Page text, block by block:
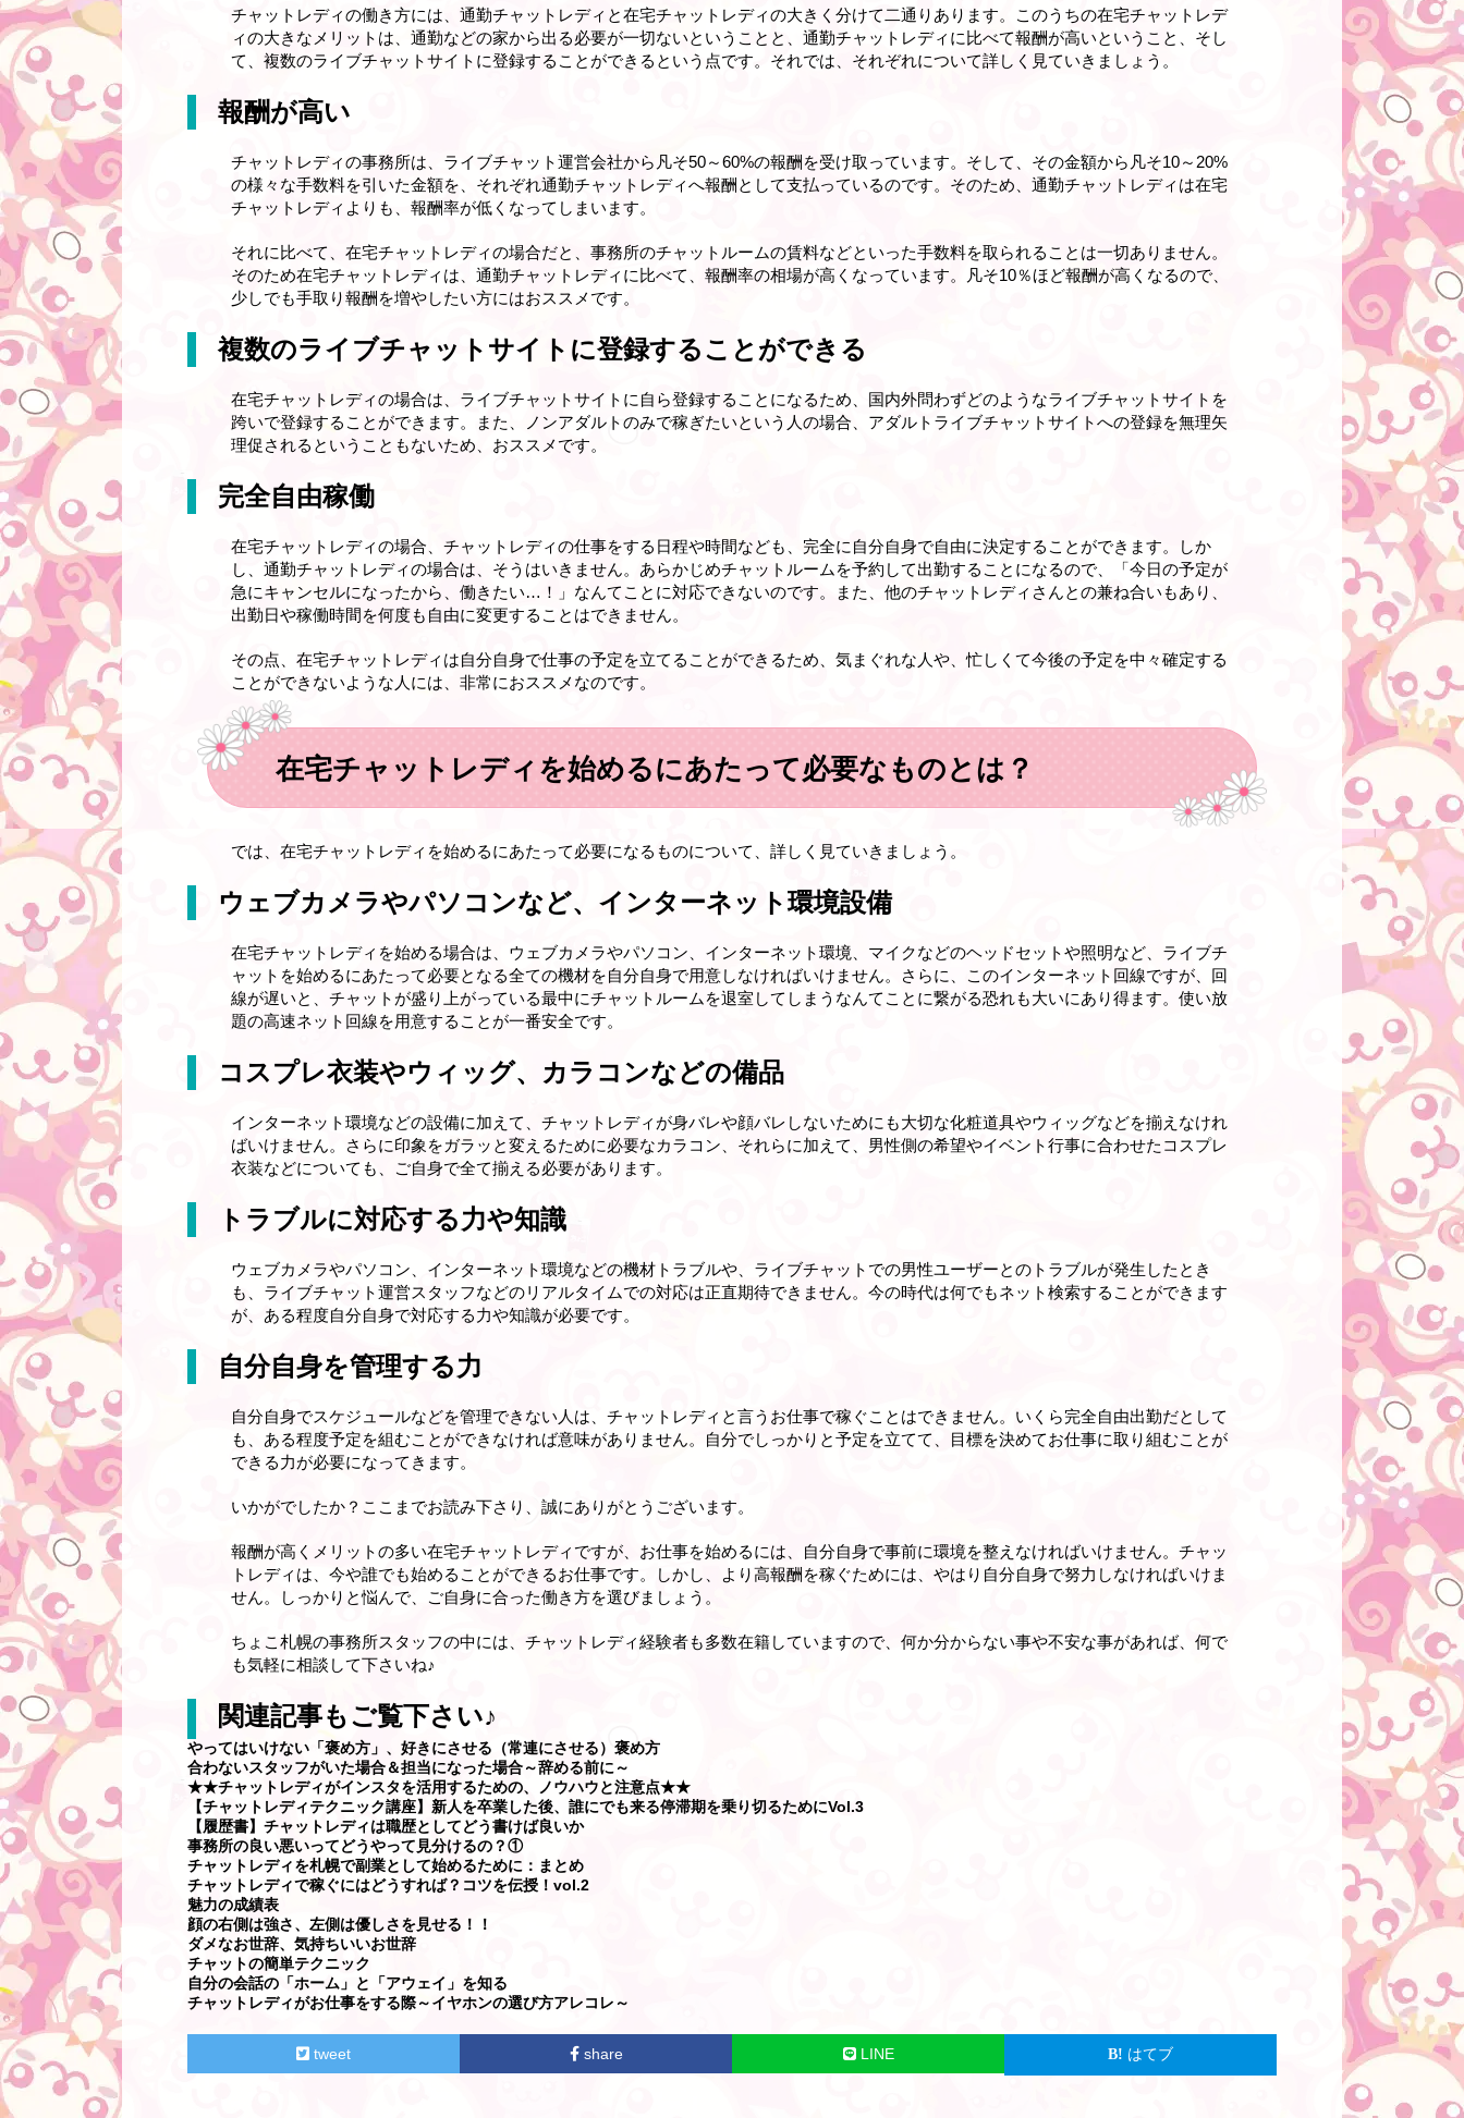
チャットレディの働き方には、通勤チャットレディと在宅チャットレディの大きく分けて二通りあります。このうちの在宅チャットレデ
ィの大きなメリットは、通勤などの家から出る必要が一切ないということと、通勤チャットレディに比べて報酬が高いということ、そし
て、複数のライブチャットサイトに登録することができるという点です。それでは、それぞれについて詳しく見ていきましょう。
報酬が高い
チャットレディの事務所は、ライブチャット運営会社から凡そ50～60%の報酬を受け取っています。そして、その金額から凡そ10～20%
の様々な手数料を引いた金額を、それぞれ通勤チャットレディへ報酬として支払っているのです。そのため、通勤チャットレディは在宅
チャットレディよりも、報酬率が低くなってしまいます。
それに比べて、在宅チャットレディの場合だと、事務所のチャットルームの賃料などといった手数料を取られることは一切ありません。
そのため在宅チャットレディは、通勤チャットレディに比べて、報酬率の相場が高くなっています。凡そ10％ほど報酬が高くなるので、
少しでも手取り報酬を増やしたい方にはおススメです。
複数のライブチャットサイトに登録することができる
在宅チャットレディの場合は、ライブチャットサイトに自ら登録することになるため、国内外問わずどのようなライブチャットサイトを
跨いで登録することができます。また、ノンアダルトのみで稼ぎたいという人の場合、アダルトライブチャットサイトへの登録を無理矢
理促されるということもないため、おススメです。
完全自由稼働
在宅チャットレディの場合、チャットレディの仕事をする日程や時間なども、完全に自分自身で自由に決定することができます。しか
し、通勤チャットレディの場合は、そうはいきません。あらかじめチャットルームを予約して出勤することになるので、「今日の予定が
急にキャンセルになったから、働きたい…！」なんてことに対応できないのです。また、他のチャットレディさんとの兼ね合いもあり、
出勤日や稼働時間を何度も自由に変更することはできません。
その点、在宅チャットレディは自分自身で仕事の予定を立てることができるため、気まぐれな人や、忙しくて今後の予定を中々確定する
ことができないような人には、非常におススメなのです。
在宅チャットレディを始めるにあたって必要なものとは？
では、在宅チャットレディを始めるにあたって必要になるものについて、詳しく見ていきましょう。
ウェブカメラやパソコンなど、インターネット環境設備
在宅チャットレディを始める場合は、ウェブカメラやパソコン、インターネット環境、マイクなどのヘッドセットや照明など、ライブチ
ャットを始めるにあたって必要となる全ての機材を自分自身で用意しなければいけません。さらに、このインターネット回線ですが、回
線が遅いと、チャットが盛り上がっている最中にチャットルームを退室してしまうなんてことに繋がる恐れも大いにあり得ます。使い放
題の高速ネット回線を用意することが一番安全です。
コスプレ衣装やウィッグ、カラコンなどの備品
インターネット環境などの設備に加えて、チャットレディが身バレや顔バレしないためにも大切な化粧道具やウィッグなどを揃えなけれ
ばいけません。さらに印象をガラッと変えるために必要なカラコン、それらに加えて、男性側の希望やイベント行事に合わせたコスプレ
衣装などについても、ご自身で全て揃える必要があります。
トラブルに対応する力や知識
ウェブカメラやパソコン、インターネット環境などの機材トラブルや、ライブチャットでの男性ユーザーとのトラブルが発生したとき
も、ライブチャット運営スタッフなどのリアルタイムでの対応は正直期待できません。今の時代は何でもネット検索することができます
が、ある程度自分自身で対応する力や知識が必要です。
自分自身を管理する力
自分自身でスケジュールなどを管理できない人は、チャットレディと言うお仕事で稼ぐことはできません。いくら完全自由出勤だとして
も、ある程度予定を組むことができなければ意味がありません。自分でしっかりと予定を立てて、目標を決めてお仕事に取り組むことが
できる力が必要になってきます。
いかがでしたか？ここまでお読み下さり、誠にありがとうございます。
報酬が高くメリットの多い在宅チャットレディですが、お仕事を始めるには、自分自身で事前に環境を整えなければいけません。チャッ
トレディは、今や誰でも始めることができるお仕事です。しかし、より高報酬を稼ぐためには、やはり自分自身で努力しなければいけま
せん。しっかりと悩んで、ご自身に合った働き方を選びましょう。
ちょこ札幌の事務所スタッフの中には、チャットレディ経験者も多数在籍していますので、何か分からない事や不安な事があれば、何で
も気軽に相談して下さいね♪
関連記事もご覧下さい♪
やってはいけない「褒め方」、好きにさせる（常連にさせる）褒め方
合わないスタッフがいた場合＆担当になった場合～辞める前に～
★★チャットレディがインスタを活用するための、ノウハウと注意点★★
【チャットレディテクニック講座】新人を卒業した後、誰にでも来る停滞期を乗り切るためにVol.3
【履歴書】チャットレディは職歴としてどう書けば良いか
事務所の良い悪いってどうやって見分けるの？①
チャットレディを札幌で副業として始めるために：まとめ
チャットレディで稼ぐにはどうすれば？コツを伝授！vol.2
魅力の成績表
顔の右側は強さ、左側は優しさを見せる！！
ダメなお世辞、気持ちいいお世辞
チャットの簡単テクニック
自分の会話の「ホーム」と「アウェイ」を知る
チャットレディがお仕事をする際～イヤホンの選び方アレコレ～
tweet share LINE はてブ